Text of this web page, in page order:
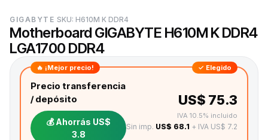
GIGABYTE SKU: H610M K DDR4
Motherboard GIGABYTE H610M K DDR4
LGA1700 DDR4
🔥 ¡Mejor precio! ✓ Elegido
Precio transferencia
/ depósito
💰 Ahorrás US$
3.8
US$ 75.3
IVA 10.5% incluido
Sin imp. US$ 68.1 + IVA US$ 7.2